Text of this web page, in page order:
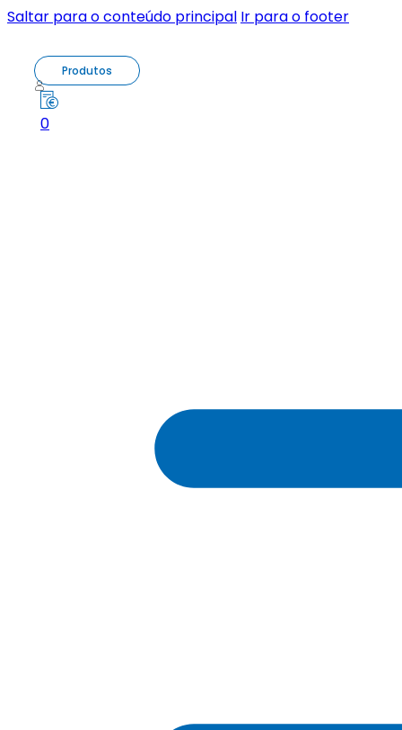
Saltar para o conteúdo principal Ir para o footer
Produtos
0